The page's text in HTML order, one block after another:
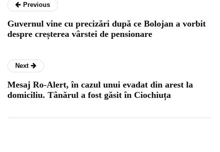
Previous
Guvernul vine cu precizări după ce Bolojan a vorbit
despre creșterea vârstei de pensionare
Next
Mesaj Ro-Alert, în cazul unui evadat din arest la
domiciliu. Tânărul a fost găsit în Ciochiuța